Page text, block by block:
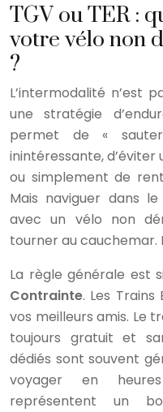
TGV ou TER :
votre vélo non
?
L’intermodalité n’est
une stratégie
permet de «
inintéressante, d’éviter
ou simplement de
Mais naviguer dans
avec un vélo non
tourner au cauchemar.
La règle générale est
Contrainte. Les Trains
vos meilleurs amis. Le
toujours gratuit et
dédiés sont souvent
voyager en
représentent un